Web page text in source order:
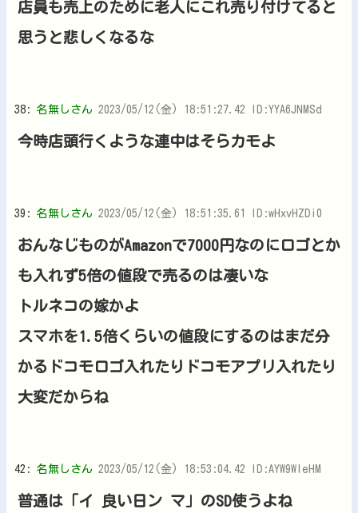
店員も売上のために老人にこれ売り付けてると
思うと悲しくなるな
38: 名無しさん 2023/05/12(金) 18:51:27.42 ID:YYA6JNMSd
今時店頭行くような連中はそらカモよ
39: 名無しさん 2023/05/12(金) 18:51:35.61 ID:wHxvHZDi0
おんなじものがAmazonで7000円なのにロゴとか
も入れず5倍の値段で売るのは凄いな
トルネコの嫁かよ
スマホを1.5倍くらいの値段にするのはまだ分
かるドコモロゴ入れたりドコモアプリ入れたり
大変だからね
42: 名無しさん 2023/05/12(金) 18:53:04.42 ID:AYW9WIeHM
普通は「イ 良い日ン マ」のSD使うよね